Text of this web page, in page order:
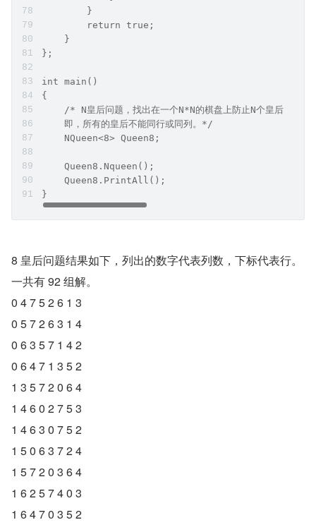
        }
        return true;
    }
};
int main()
{
/* N皇后问题，找出在一个N*N的棋盘上防止N个皇后，并使
    即，所有的皇后不能同行或同列。*/
    NQueen<8> Queen8;
    Queen8.Nqueen();
    Queen8.PrintAll();
}
8 皇后问题结果如下，列出的数字代表列数，下标代表行。
一共有 92 组解。
0 4 7 5 2 6 1 3
0 5 7 2 6 3 1 4
0 6 3 5 7 1 4 2
0 6 4 7 1 3 5 2
1 3 5 7 2 0 6 4
1 4 6 0 2 7 5 3
1 4 6 3 0 7 5 2
1 5 0 6 3 7 2 4
1 5 7 2 0 3 6 4
1 6 2 5 7 4 0 3
1 6 4 7 0 3 5 2